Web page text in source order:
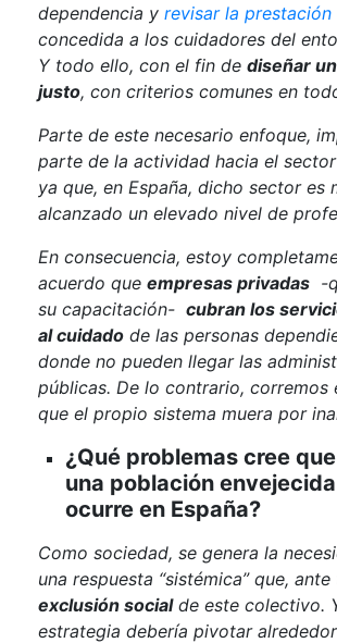
dependencia y revisar la prestación
concedida a los cuidadores del
Y todo ello, con el fin de diseñar
justo, con criterios comunes en
Parte de este necesario enfoque,
parte de la actividad hacia el
ya que, en España, dicho sector es
alcanzado un elevado nivel de
En consecuencia, estoy
acuerdo que empresas privadas -
su capacitación- cubran los
al cuidado de las personas
donde no pueden llegar las
públicas. De lo contrario, corremos
que el propio sistema muera por
¿Qué problemas cree
una población
ocurre en España?
Como sociedad, se genera la
una respuesta “sistémica” que,
exclusión socialde este colectivo.
estrategia debería pivotar